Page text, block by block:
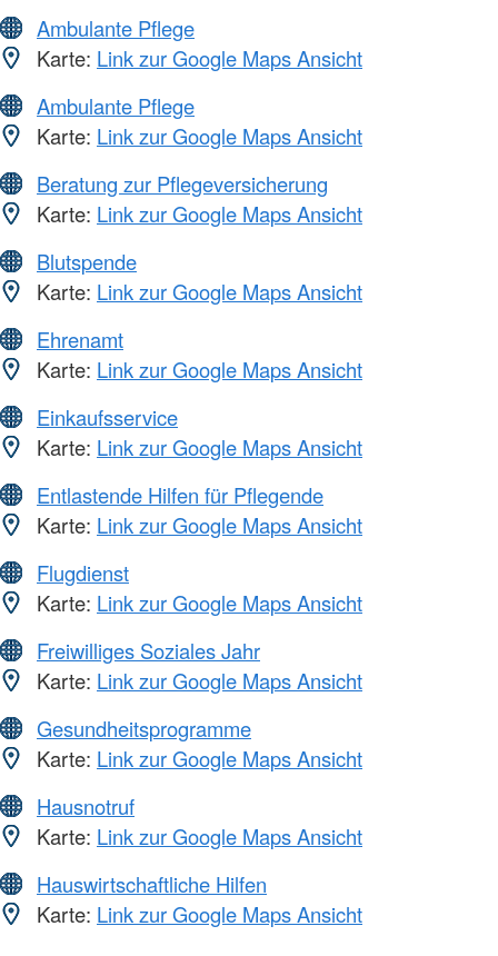
Ambulante Pflege
Karte: Link zur Google Maps Ansicht
Ambulante Pflege
Karte: Link zur Google Maps Ansicht
Beratung zur Pflegeversicherung
Karte: Link zur Google Maps Ansicht
Blutspende
Karte: Link zur Google Maps Ansicht
Ehrenamt
Karte: Link zur Google Maps Ansicht
Einkaufsservice
Karte: Link zur Google Maps Ansicht
Entlastende Hilfen für Pflegende
Karte: Link zur Google Maps Ansicht
Flugdienst
Karte: Link zur Google Maps Ansicht
Freiwilliges Soziales Jahr
Karte: Link zur Google Maps Ansicht
Gesundheitsprogramme
Karte: Link zur Google Maps Ansicht
Hausnotruf
Karte: Link zur Google Maps Ansicht
Hauswirtschaftliche Hilfen
Karte: Link zur Google Maps Ansicht